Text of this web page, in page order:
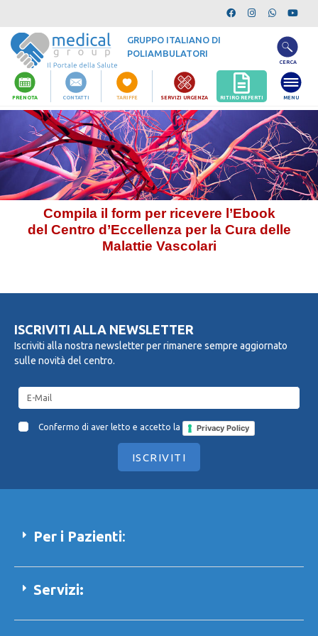
GRUPPO ITALIANO DI
POLIAMBULATORI
CERCA
PRENOTA CONTATTI TARIFFE SERVIZI URGENZA RITIRO REFERTI MENU
Compila il form per ricevere l’Ebook
del Centro d’Eccellenza per la Cura delle
Malattie Vascolari
ISCRIVITI ALLA NEWSLETTER
Iscriviti alla nostra newsletter per rimanere sempre aggiornato
sulle novità del centro.
Confermo di aver letto e accetto la Privacy Policy
ISCRIVITI
Per i Pazienti:
Servizi: